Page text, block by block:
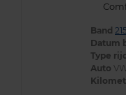
Band
Datum
Type
Auto